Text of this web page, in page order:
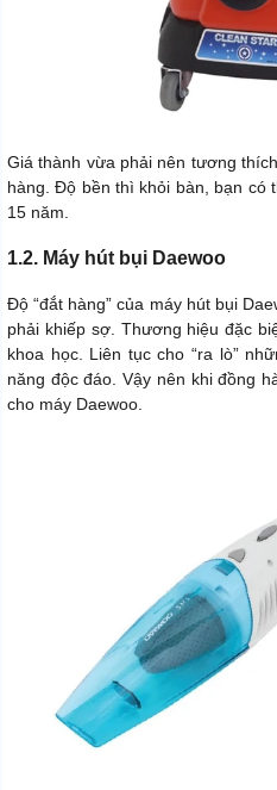
Giá thành vừa phải nên tương
hàng. Độ bền thì khỏi bàn, bạn có
15 năm.
1.2. Máy hút bụi Daewoo
Độ “đắt hàng” của máy hút bụi
phải khiếp sợ. Thương hiệu đặc
khoa học. Liên tục cho “ra lò”
năng độc đáo. Vậy nên khi đồng
cho máy Daewoo.